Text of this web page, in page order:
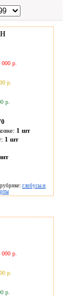
р.
р.
р.
1 шт
1 шт
глобусы и
р.
р.
р.